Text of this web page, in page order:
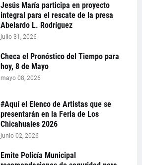
Jesús María participa en proyecto
integral para el rescate de la presa
Abelardo L. Rodríguez
julio 31, 2026
Checa el Pronóstico del Tiempo para
hoy, 8 de Mayo
mayo 08, 2026
#Aquí el Elenco de Artistas que se
presentarán en la Feria de Los
Chicahuales 2026
junio 02, 2026
Emite Policía Municipal